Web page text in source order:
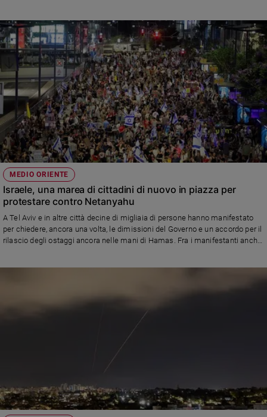
ha parlato al Congresso
MEDIO ORIENTE
Israele, una marea di cittadini di nuovo in piazza per
protestare contro Netanyahu
A Tel Aviv e in altre città decine di migliaia di persone hanno manifestato
per chiedere, ancora una volta, le dimissioni del Governo e un accordo per il
rilascio degli ostaggi ancora nelle mani di Hamas. Fra i manifestanti anche